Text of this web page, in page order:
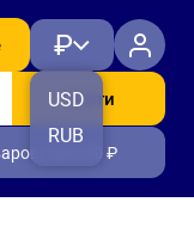
₽
USD
RUB
Найти
на 0.00 ₽